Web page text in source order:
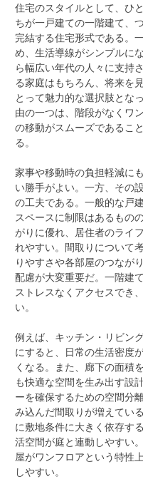
住宅のスタイルとして、ひ
ちが一戸建ての一階建て、
完結する住宅形式である。
め、生活導線がシンプルに
ら幅広い年代の人々に支持
る家庭はもちろん、将来を
とって魅力的な選択肢とな
由の一つは、階段がなくワ
の移動がスムーズであるこ
る。
家事や移動時の負担軽減に
い勝手がよい。一方、その
の工夫である。一般的な戸
スペースに制限はあるもの
がりに優れ、居住者のライ
れやすい。間取りについて
りやすさや各部屋のつなが
配慮が大変重要だ。一階建
ストレスなくアクセスでき
い。
例えば、キッチン・リビン
にすると、日常の生活密度
くなる。また、廊下の面積
も快適な空間を生み出す設
ーを確保するための空間分
み込んだ間取りが増えてい
に敷地条件に大きく依存す
活空間が庭と連動しやすい
屋がワンフロアという特性
しやすい。